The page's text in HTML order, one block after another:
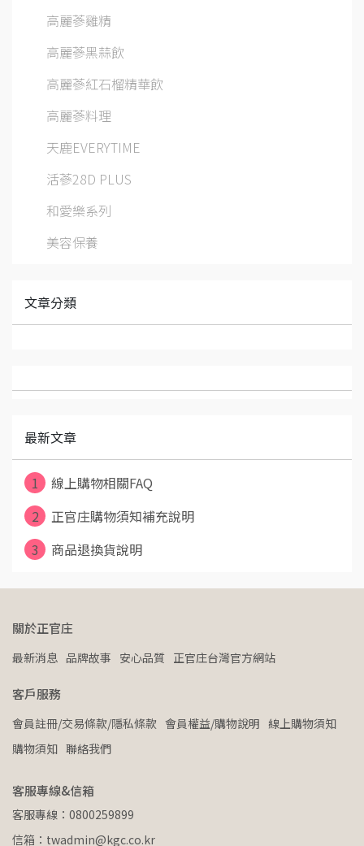
高麗蔘雞精
高麗蔘黑蒜飲
高麗蔘紅石榴精華飲
高麗蔘料理
天鹿EVERYTIME
活蔘28D PLUS
和愛樂系列
美容保養
文章分類
最新文章
1
線上購物相關FAQ
2
正官庄購物須知補充說明
3
商品退換貨說明
關於正官庄
最新消息 品牌故事 安心品質 正官庄台灣官方網站
客戶服務
會員註冊/交易條款/隱私條款 會員權益/購物說明 線上購物須知
購物須知 聯絡我們
客服專線&信箱
客服專線：0800259899
信箱：twadmin@kgc.co.kr